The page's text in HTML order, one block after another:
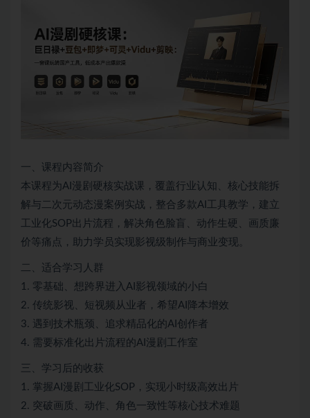
一、课程内容简介
本课程为AI漫剧硬核实战课，覆盖行业认知、核心技能拆
解与二次元动态漫案例实战，整合多款AI工具教学，建立
工业化SOP出片流程，解决角色脸盲、动作生硬、画质廉
价等痛点，助力学员实现影视级制作与商业变现。
二、适合学习人群
1. 零基础、想跨界进入AI影视领域的小白
2. 传统影视、短视频从业者，希望AI降本增效
3. 遇到技术瓶颈、追求精品化的AI创作者
4. 需要标准化出片流程的AI漫剧工作室
三、学习后的收获
1. 掌握AI漫剧工业化SOP，实现小时级高效出片
2. 突破画质、动作、角色一致性等核心技术难题